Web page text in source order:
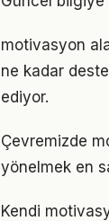
motivasyon
ne kadar
ediyor.
Çevremizde
yönelmek en
Kendi